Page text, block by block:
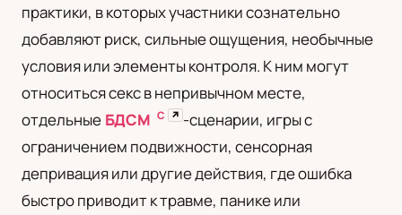
Polski Русский
UA
Українська
практики, в которых участники сознательно
добавляют риск, сильные ощущения, необычные
условия или элементы контроля. К ним могут
относиться секс в непривычном месте,
отдельные БДСМ С ↗ -сценарии, игры с
ограничением подвижности, сенсорная
депривация или другие действия, где ошибка
быстро приводит к травме, панике или